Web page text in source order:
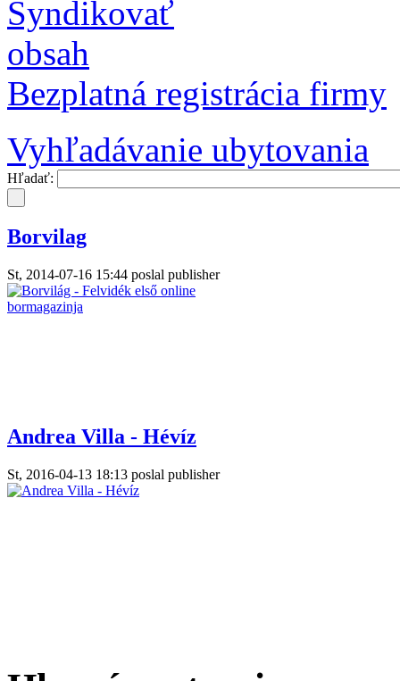
Bezplatná registrácia firmy
Vyhľadávanie ubytovania
Hľadať:
Borvilag
St, 2014-07-16 15:44 poslal publisher
Andrea Villa - Hévíz
St, 2016-04-13 18:13 poslal publisher